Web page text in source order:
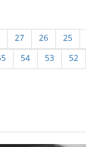
25
26
27
52
53
54